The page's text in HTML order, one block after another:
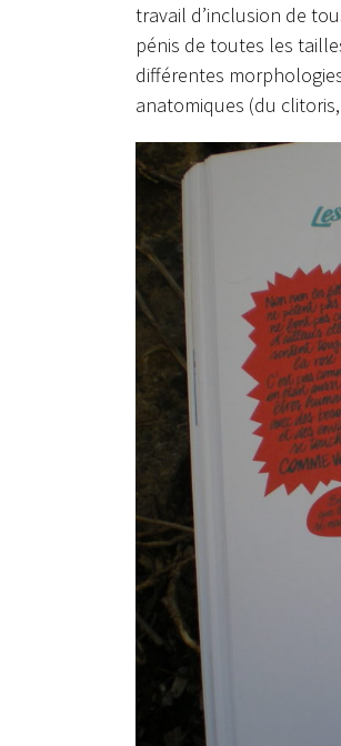
travail d’inclusion de
pénis de toutes les
différentes
anatomiques (du